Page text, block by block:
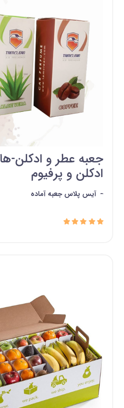
جعبه عطر و ادکلن-
ادکلن و پرفیوم
- آیس پلاس جعبه آماده